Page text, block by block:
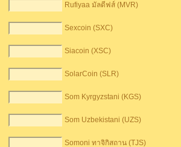
Rufiyaa มัลดีฟส์ (MVR)
Sexcoin (SXC)
Siacoin (XSC)
SolarCoin (SLR)
Som Kyrgyzstani (KGS)
Som Uzbekistani (UZS)
Somoni ทาจิกิสถาน (TJS)